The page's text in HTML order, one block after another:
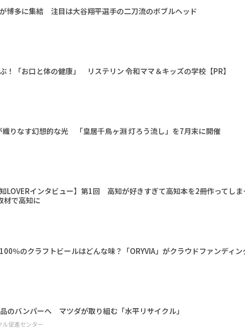
博多に集結 注目は大谷翔平選手の二刀流のボブルヘッド
！「お口と体の健康」 リステリン 令和ママ＆キッズの学校【PR】
りなす幻想的な光 「皇居千鳥ヶ淵 灯ろう流し」を7月末に開催
知LOVERインタビュー】第1回 高知が好きすぎて高知本を2冊作ってし
材で高知に
％のクラフトビールはどんな味？「ORYVIA」がクラウドファンディ
のバンパーへ マツダが取り組む「水平リサイクル」
ル促進センター